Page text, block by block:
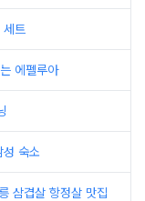
트
에펠루아
숙소
삼겹살 항정살 맛집